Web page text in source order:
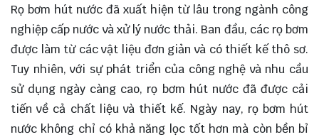
Rọ bơm hút nước đã xuất hiện từ lâu trong ngành công
nghiệp cấp nước và xử lý nước thải. Ban đầu, các rọ bơm
được làm từ các vật liệu đơn giản và có thiết kế thô sơ.
Tuy nhiên, với sự phát triển của công nghệ và nhu cầu
sử dụng ngày càng cao, rọ bơm hút nước đã được cải
tiến về cả chất liệu và thiết kế. Ngày nay, rọ bơm hút
nước không chỉ có khả năng lọc tốt hơn mà còn bền bỉ